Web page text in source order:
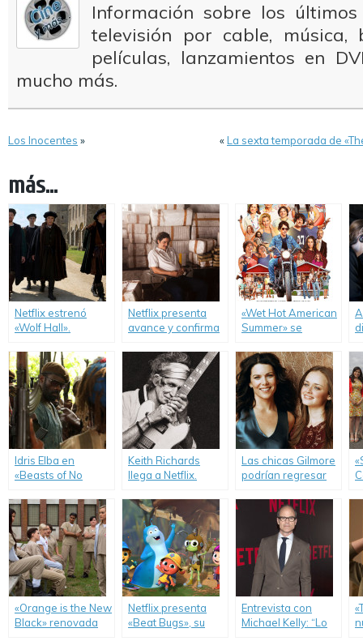
Información sobre los
televisión por cable, música,
películas, lanzamientos en
mucho más.
Los Inocentes » «La sexta temporada de
más...
Netflix estrenó
«Wolf Hall».
Netflix presenta
avance y confirma
de «Narcos».
«Wet Hot American
Summer» se
Idris Elba en
«Beasts of No
Keith Richards
llega a Netflix.
Las chicas Gilmore
podrían regresar
mano de Netflix.
«Orange is the New
Black» renovada
Netflix presenta
«Beat Bugs», su
Entrevista con
Michael Kelly: “Lo